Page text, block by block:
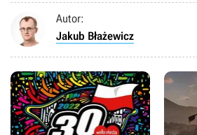
Autor:
Jakub Błażewicz